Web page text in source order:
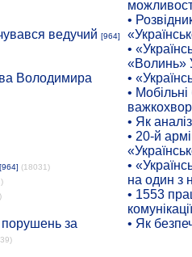
ведучий [964]
Володимира
[964] (18031)
за
•
•
«Волинь»
•
•
• Як
• 20-й
•
на один з
• 1553
• Як